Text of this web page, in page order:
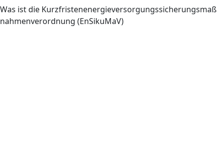
Was ist die Kurzfristenenergieversorgungssicherungsmaß
nahmenverordnung (EnSikuMaV)